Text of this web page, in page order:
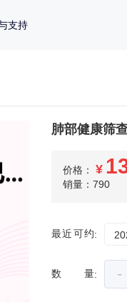
支持
肺部健康筛
价格： ¥
销量：790
最近可约:
数量: -